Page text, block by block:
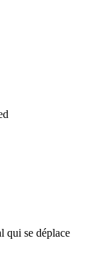
qui se déplace